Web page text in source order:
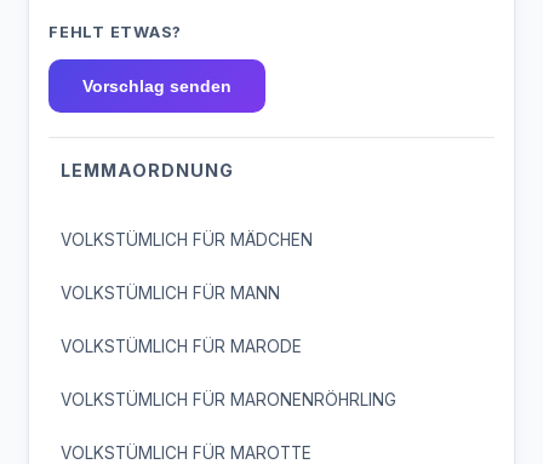
FEHLT ETWAS?
Vorschlag senden
LEMMAORDNUNG
VOLKSTÜMLICH FÜR MÄDCHEN
VOLKSTÜMLICH FÜR MANN
VOLKSTÜMLICH FÜR MARODE
VOLKSTÜMLICH FÜR MARONENRÖHRLING
VOLKSTÜMLICH FÜR MAROTTE